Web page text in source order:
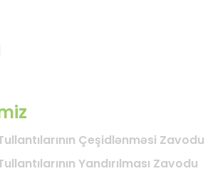
Çeşidlənməsi Zavodu
Yandırılması Zavodu